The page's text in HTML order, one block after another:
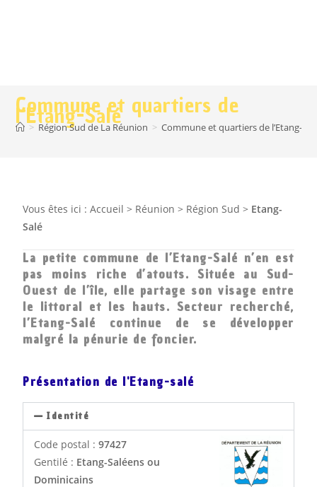
Commune et quartiers de
l’Etang-Salé
> Région Sud de La Réunion > Commune et quartiers de l’Etang-
Vous êtes ici :Accueil > Réunion > Région Sud > Etang-
Salé
La petite commune de l’Etang-Salé n’en est
pas moins riche d’atouts. Située au Sud-
Ouest de l’île, elle partage son visage entre
le littoral et les hauts. Secteur recherché,
l’Etang-Salé continue de se développer
malgré la pénurie de foncier.
Présentation de l'Etang-salé
Identité
Code postal :97427
Gentilé : Etang-Saléens ou
Dominicains